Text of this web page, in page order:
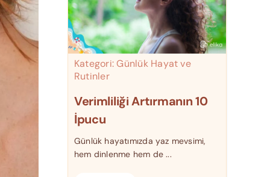
Kategori:Günlük Hayat ve
Rutinler
Verimliliği Artırmanın 10
İpucu
Günlük hayatımızda yaz mevsimi,
hem dinlenme hem de ...